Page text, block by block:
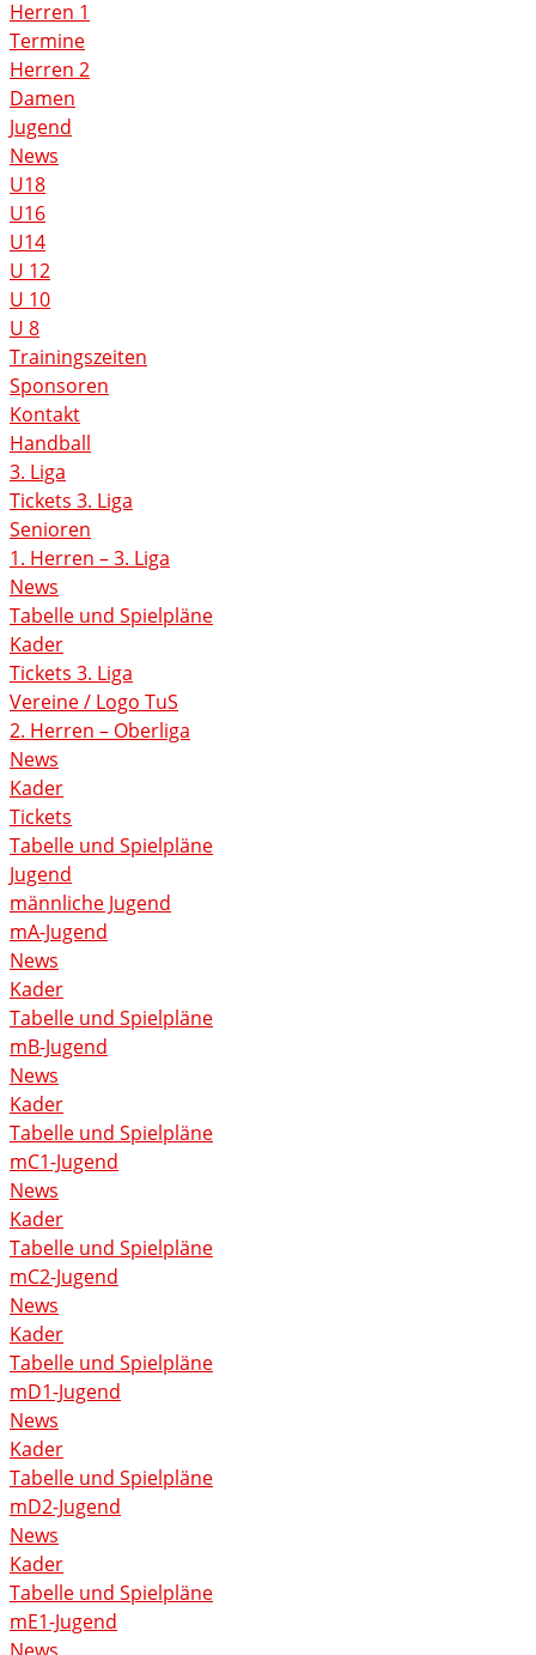
Herren 1
Termine
Herren 2
Damen
Jugend
News
U18
U16
U14
U 12
U 10
U 8
Trainingszeiten
Sponsoren
Kontakt
Handball
3. Liga
Tickets 3. Liga
Senioren
1. Herren – 3. Liga
News
Tabelle und Spielpläne
Kader
Tickets 3. Liga
Vereine / Logo TuS
2. Herren – Oberliga
News
Kader
Tickets
Tabelle und Spielpläne
Jugend
männliche Jugend
mA-Jugend
News
Kader
Tabelle und Spielpläne
mB-Jugend
News
Kader
Tabelle und Spielpläne
mC1-Jugend
News
Kader
Tabelle und Spielpläne
mC2-Jugend
News
Kader
Tabelle und Spielpläne
mD1-Jugend
News
Kader
Tabelle und Spielpläne
mD2-Jugend
News
Kader
Tabelle und Spielpläne
mE1-Jugend